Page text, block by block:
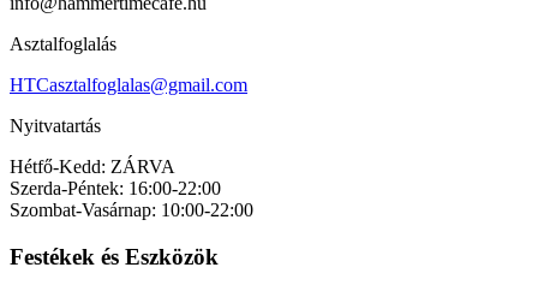
Asztalfoglalás
HTCasztalfoglalas@gmail.com
Nyitvatartás
Hétfő-Kedd: ZÁRVA
Szerda-Péntek: 16:00-22:00
Szombat-Vasárnap: 10:00-22:00
Festékek és Eszközök